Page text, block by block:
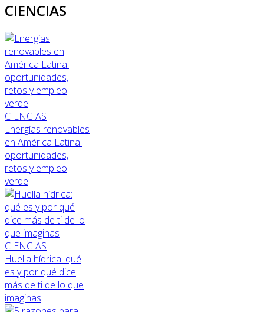
CIENCIAS
CIENCIAS
Energías renovables
en América Latina:
oportunidades,
retos y empleo
verde
CIENCIAS
Huella hídrica: qué
es y por qué dice
más de ti de lo que
imaginas